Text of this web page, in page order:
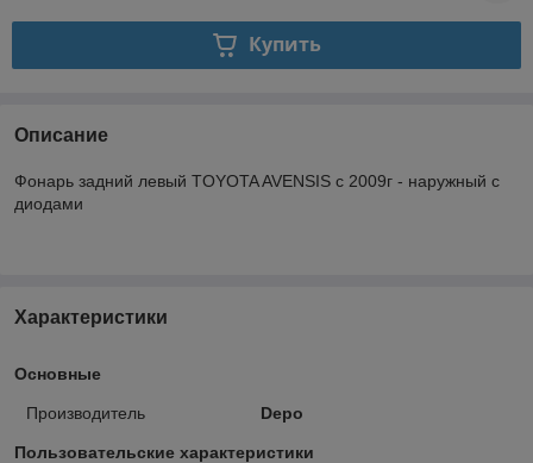
Купить
Описание
Фонарь задний левый TOYOTA AVENSIS с 2009г - наружный с
диодами
Характеристики
Основные
Производитель Depo
Пользовательские характеристики